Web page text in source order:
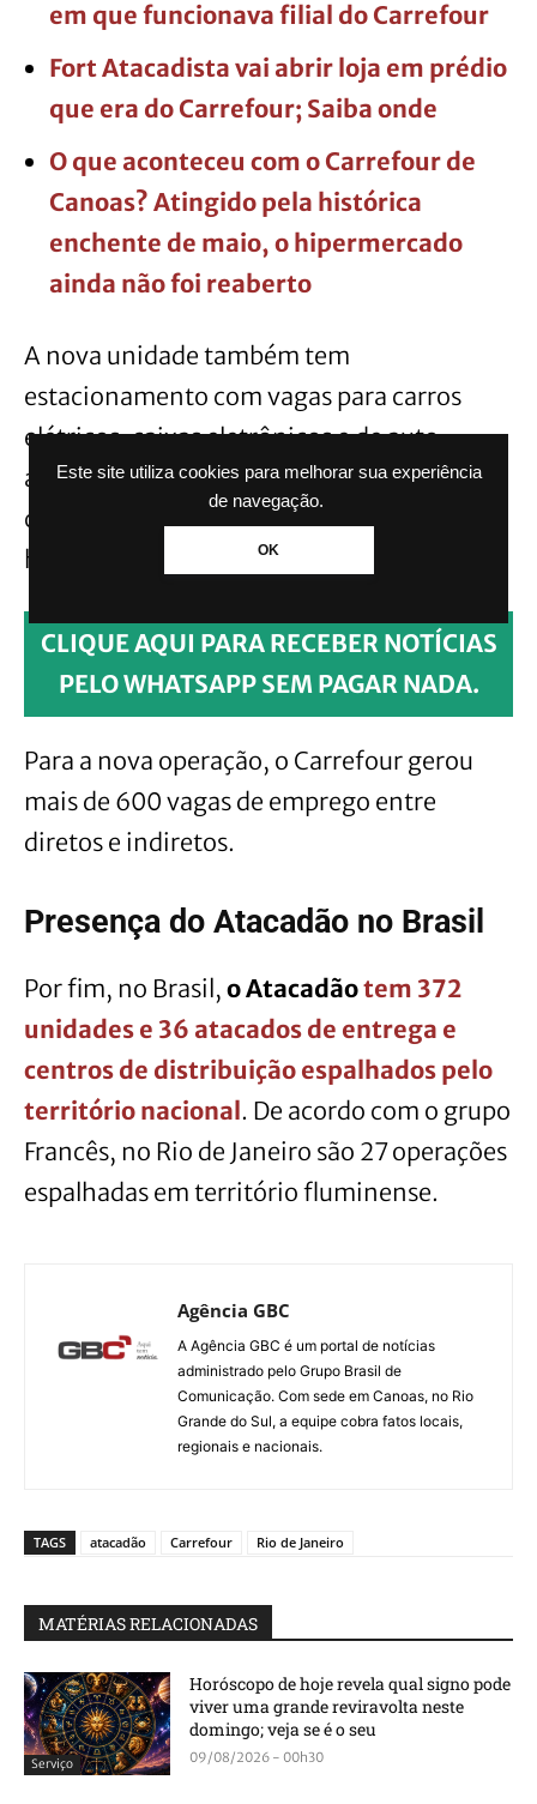
Este site utiliza cookies para melhorar sua experiência
de navegação.
OK
em que funcionava filial do Carrefour
Fort Atacadista vai abrir loja em prédio
que era do Carrefour; Saiba onde
O que aconteceu com o Carrefour de
Canoas? Atingido pela histórica
enchente de maio, o hipermercado
ainda não foi reaberto
A nova unidade também tem
estacionamento com vagas para carros
elétricos, caixas eletrônicos e de auto
atendimento. O mix de produtos inclui as
categorias de bebidas, cuidados pessoais,
hortifruti, limpeza e mercearia.
CLIQUE AQUI PARA RECEBER NOTÍCIAS
PELO WHATSAPP SEM PAGAR NADA.
Para a nova operação, o Carrefour gerou
mais de 600 vagas de emprego entre
diretos e indiretos.
Presença do Atacadão no Brasil
Por fim, no Brasil, o Atacadãotem 372
unidades e 36 atacados de entrega e
centros de distribuição espalhados pelo
território nacional. De acordo com o grupo
Francês, no Rio de Janeiro são 27 operações
espalhadas em território fluminense.
Agência GBC
A Agência GBC é um portal de notícias
administrado pelo Grupo Brasil de
Comunicação. Com sede em Canoas, no Rio
Grande do Sul, a equipe cobra fatos locais,
regionais e nacionais.
TAGS atacadão Carrefour Rio de Janeiro
MATÉRIAS RELACIONADAS
Serviço
Horóscopo de hoje revela qual signo pode
viver uma grande reviravolta neste
domingo; veja se é o seu
09/08/2026 - 00h30